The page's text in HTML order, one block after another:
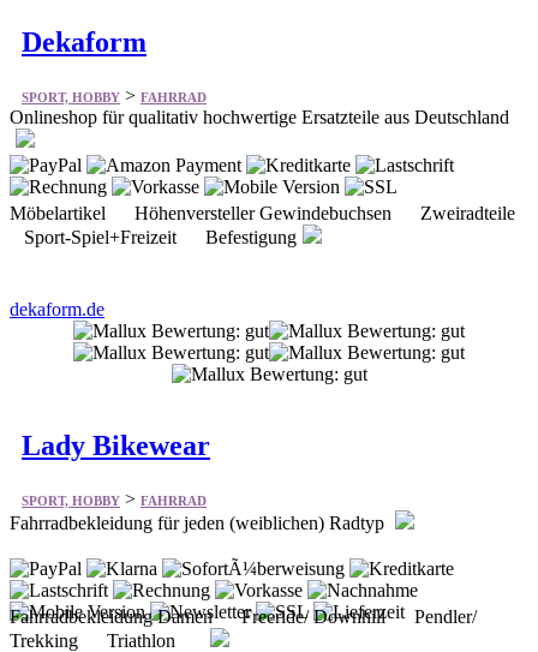
Dekaform
SPORT, HOBBY > FAHRRAD
Onlineshop für qualitativ hochwertige Ersatzteile aus Deutschland
Möbelartikel Höhenversteller Gewindebuchsen Zweiradteile
Sport-Spiel+Freizeit Befestigung
dekaform.de
Lady Bikewear
SPORT, HOBBY > FAHRRAD
Fahrradbekleidung für jeden (weiblichen) Radtyp
Fahrradbekleidung Damen Freeride/ Downhill Pendler/
Trekking Triathlon